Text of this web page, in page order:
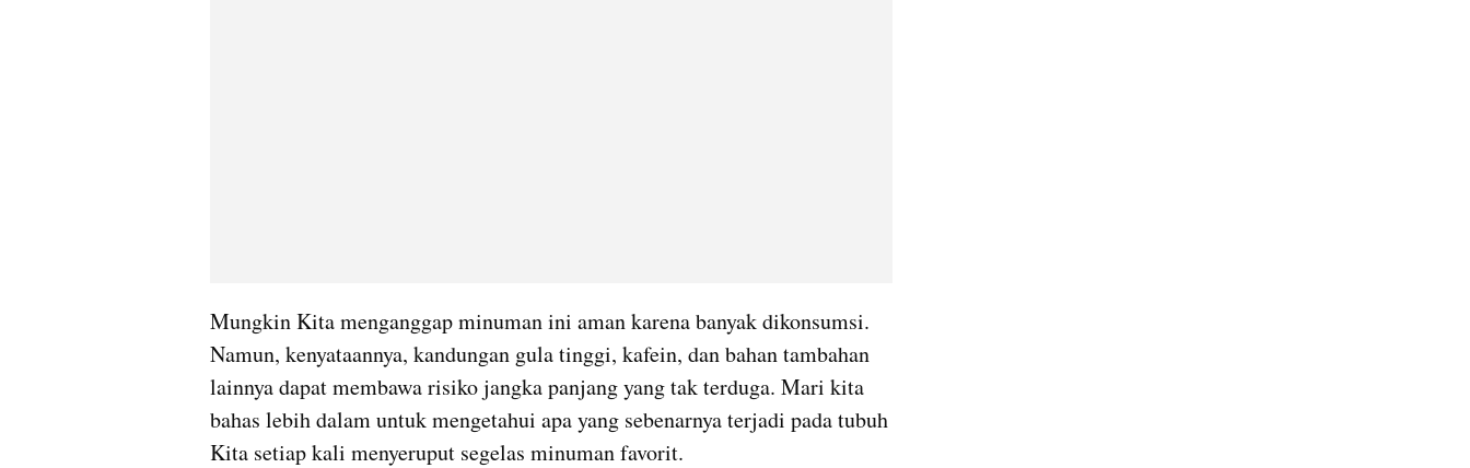
Mungkin Kita menganggap minuman ini aman karena banyak dikonsumsi.
Namun, kenyataannya, kandungan gula tinggi, kafein, dan bahan tambahan
lainnya dapat membawa risiko jangka panjang yang tak terduga. Mari kita
bahas lebih dalam untuk mengetahui apa yang sebenarnya terjadi pada tubuh
Kita setiap kali menyeruput segelas minuman favorit.